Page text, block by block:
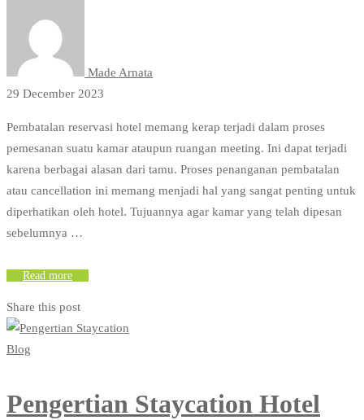
Made Arnata
29 December 2023
Pembatalan reservasi hotel memang kerap terjadi dalam proses
pemesanan suatu kamar ataupun ruangan meeting. Ini dapat terjadi
karena berbagai alasan dari tamu. Proses penanganan pembatalan
atau cancellation ini memang menjadi hal yang sangat penting untuk
diperhatikan oleh hotel. Tujuannya agar kamar yang telah dipesan
sebelumnya …
Read more
Share this post
Blog
Pengertian Staycation Hotel